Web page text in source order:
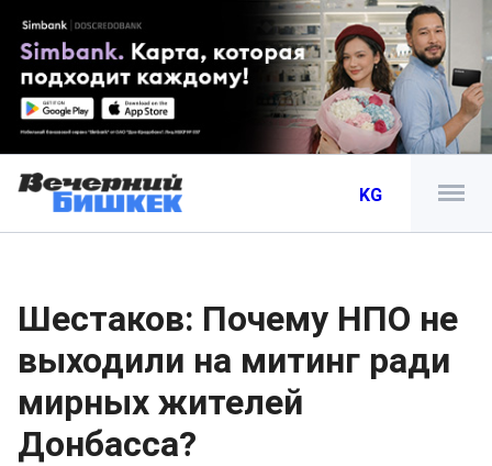
KG
Шестаков: Почему НПО не
выходили на митинг ради
мирных жителей
Донбасса?